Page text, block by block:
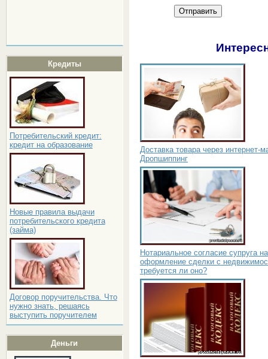
Кредиты
Потребительский кредит:
кредит на образование
Новые правила выдачи
потребительского кредита
(займа)
Договор поручительства. Что
нужно знать, решаясь
выступить поручителем
Деньги
Отправить
Доставка товара через интернет-
Дропшиппинг
Нотариальное согласие супруга на
оформление сделки с
требуется ли оно?